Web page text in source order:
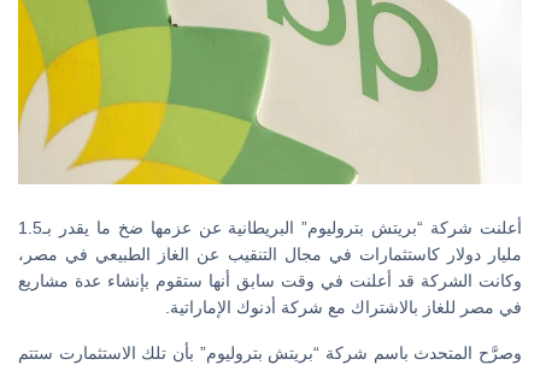
أعلنت شركة “بريتش بتروليوم” البريطانية عن عزمها ضخ ما يقدر بـ1.5
مليار دولار كاستثمارات في مجال التنقيب عن الغاز الطبيعي في مصر،
وكانت الشركة قد أعلنت في وقت سابق أنها ستقوم بإنشاء عدة مشاريع
في مصر للغاز بالاشتراك مع شركة أدنوك الإماراتية.
وصرَّح المتحدث باسم شركة “بريتش بتروليوم” بأن تلك الاستثمارت ستتم